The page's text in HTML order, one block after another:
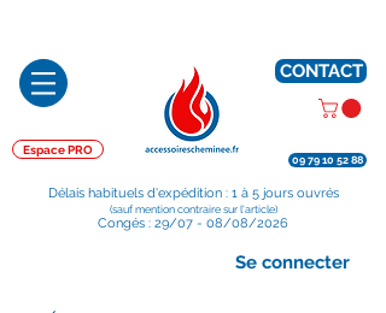
Espace PRO
CONTACT
09 79 10 52 88
Délais habituels d'expédition : 1 à 5 jours ouvrés
(sauf mention contraire sur l'article)
Congés : 29/07 - 08/08/2026
Se connecter